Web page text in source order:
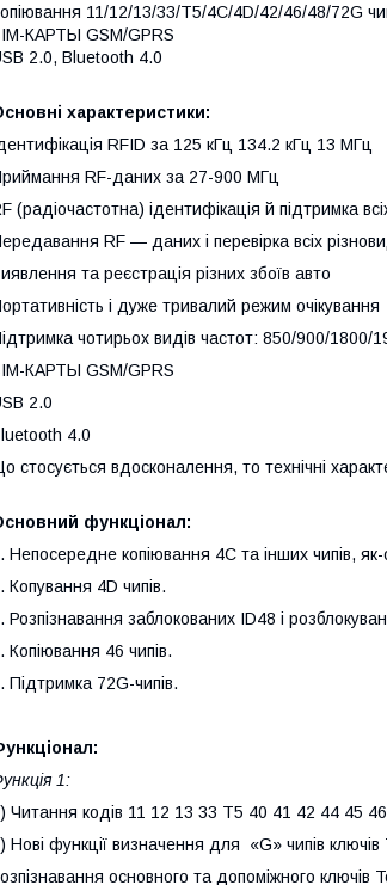
11/12/13/33/T5/4C/4D/42/46/48/72G
КАРТЫ GSM/GPRS
2.0, Bluetooth 4.0
характеристики:
RFID за 125 кГц 134.2 кГц 13 МГц
RF-даних за 27-900 МГц
(радіочастотна) ідентифікація й підтримка
RF — даних і перевірка всіх
та реєстрація різних збоїв авто
і дуже тривалий режим очікування
чотирьох видів частот: 850/900/1800/
КАРТЫ GSM/GPRS
2.0
4.0
стосується вдосконалення, то технічні
функціонал:
Непосередне копіювання 4C та інших чипів,
Копування 4D чипів.
Розпізнавання заблокованих ID48 і
Копіювання 46 чипів.
Підтримка 72G-чипів.
1:
Читання кодів 11 12 13 33 T5 40 41 42 44 45
Нові функції визначення для «G» чипів
основного та допоміжного